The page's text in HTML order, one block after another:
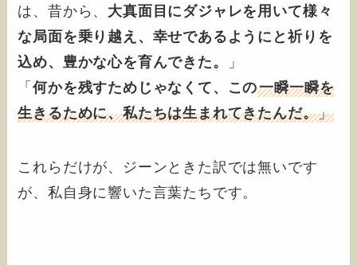
は、昔から、 大真面目にダジャレを用いて様々
な局面を乗り越え、幸せであるようにと祈りを
込め、豊かな心を育んできた。
」
「何かを残すためじゃなくて、この一瞬一瞬を
生きるために、私たちは生まれてきたんだ。」
これらだけが、ジーンときた訳では無いです
が、私自身に響いた言葉たちです。